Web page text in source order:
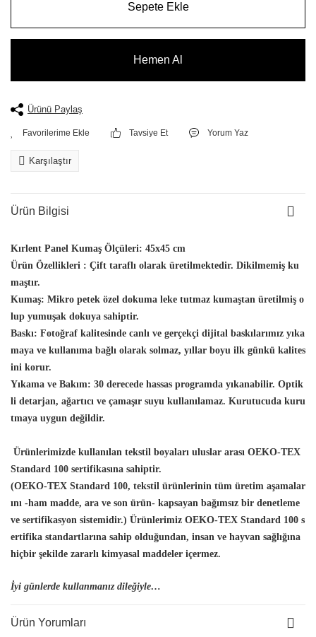
Sepete Ekle
Hemen Al
Ürünü Paylaş
Tavsiye Et Yorum Yaz
Karşılaştır
Ürün Bilgisi
Kırlent Panel Kumaş Ölçüleri: 45x45 cm
Ürün Özellikleri : Çift taraflı olarak üretilmektedir. Dikilmemiş ku
maştır.
Kumaş: Mikro petek özel dokuma leke tutmaz kumaştan üretilmiş o
lup yumuşak dokuya sahiptir.
Baskı: Fotoğraf kalitesinde canlı ve gerçekçi dijital baskılarımız yıka
maya ve kullanıma bağlı olarak solmaz, yıllar boyu ilk günkü kalites
ini korur.
Yıkama ve Bakım: 30 derecede hassas programda yıkanabilir. Optik
li detarjan, ağartıcı ve çamaşır suyu kullanılamaz. Kurutucuda kuru
tmaya uygun değildir.
Ürünlerimizde kullanılan tekstil boyaları uluslar arası OEKO-TEX
Standard 100 sertifikasına sahiptir.
(OEKO-TEX Standard 100, tekstil ürünlerinin tüm üretim aşamalar
ını -ham madde, ara ve son ürün- kapsayan bağımsız bir denetleme
ve sertifikasyon sistemidir.) Ürünlerimiz OEKO-TEX Standard 100 s
ertifika standartlarına sahip olduğundan, insan ve hayvan sağlığına
hiçbir şekilde zararlı kimyasal maddeler içermez.
İyi günlerde kullanmanız dileğiyle…
Ürün Yorumları